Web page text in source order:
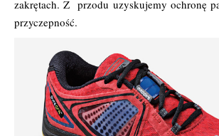
zakrętach. Z przodu uzyskujemy ochronę
przyczepność.